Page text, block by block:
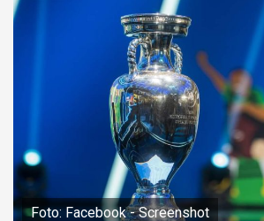
Foto: Facebook - Screenshot